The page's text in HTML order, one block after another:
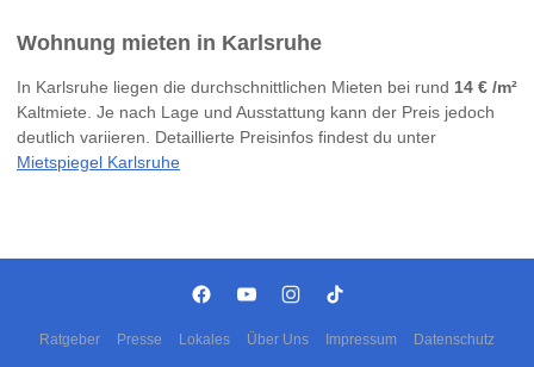
Wohnung mieten in Karlsruhe
In Karlsruhe liegen die durchschnittlichen Mieten bei rund 14 € /m²
Kaltmiete. Je nach Lage und Ausstattung kann der Preis jedoch
deutlich variieren. Detaillierte Preisinfos findest du unter
Mietspiegel Karlsruhe
Ratgeber Presse Lokales Über Uns Impressum Datenschutz